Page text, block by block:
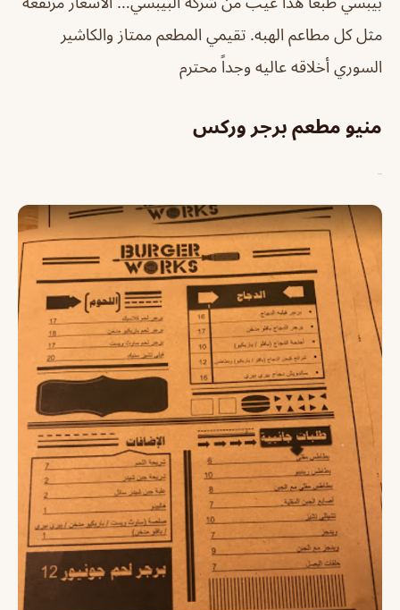
مثل كل مطاعم الهبه. تقيمي المطعم ممتاز والكاشير
السوري أخلاقه عاليه وجداً محترم
منيو مطعم برجر وركس